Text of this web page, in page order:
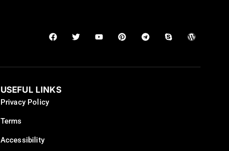
USEFUL LINKS
Privacy Policy
Terms
Accessibility